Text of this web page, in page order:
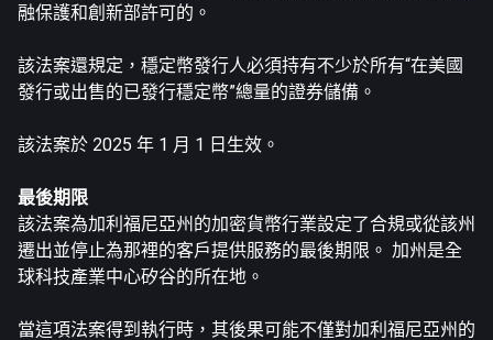
融保護和創新部許可的。
該法案還規定，穩定幣發行人必須持有不少於所有“在美國
發行或出售的已發行穩定幣”總量的證券儲備。
該法案於 2025 年 1 月 1 日生效。
最後期限
該法案為加利福尼亞州的加密貨幣行業設定了合規或從該州
遷出並停止為那裡的客戶提供服務的最後期限。 加州是全
球科技產業中心矽谷的所在地。
當這項法案得到執行時，其後果可能不僅對加利福尼亞州的